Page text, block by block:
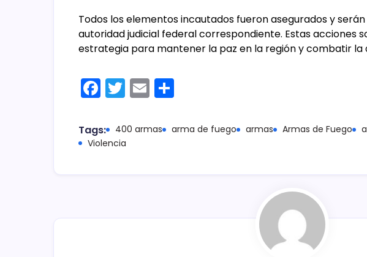
Todos los elementos incautados fueron asegurados y
autoridad judicial federal correspondiente. Estas acciones
estrategia para mantener la paz en la región y combatir la
F
a
c
e
T
w
itt
er
E
m
ai m
Tags: 400 armas arma de fuego armas Armas de Fuego
Violencia